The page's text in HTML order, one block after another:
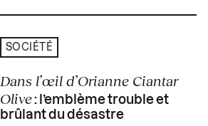
SOCIÉTÉ
Dans l’œil d’Orianne Ciantar
Olive: l’emblème trouble et
brûlant du désastre